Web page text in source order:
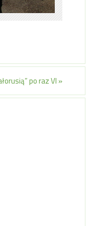
po raz VI »